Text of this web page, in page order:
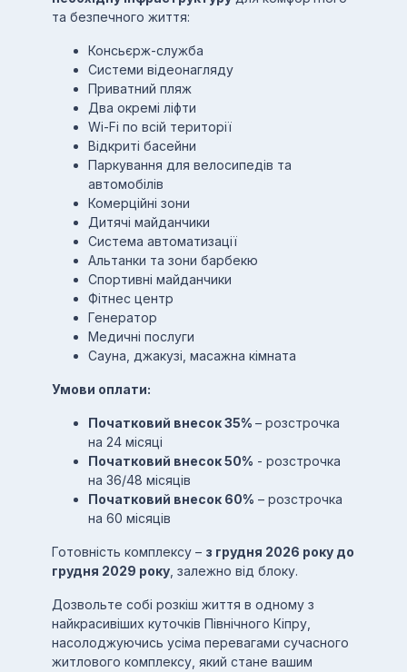
та безпечного життя:
Консьєрж-служба
Системи відеонагляду
Приватний пляж
Два окремі ліфти
Wi-Fi по всій території
Відкриті басейни
Паркування для велосипедів та
автомобілів
Комерційні зони
Дитячі майданчики
Система автоматизації
Альтанки та зони барбекю
Спортивні майданчики
Фітнес центр
Генератор
Медичні послуги
Сауна, джакузі, масажна кімната
Умови оплати:
Початковий внесок 35% – розстрочка
на 24 місяці
Початковий внесок 50% - розстрочка
на 36/48 місяців
Початковий внесок 60% – розстрочка
на 60 місяців
Готовність комплексу – з грудня 2026 року до
грудня 2029 року, залежно від блоку.
Дозвольте собі розкіш життя в одному з
найкрасивіших куточків Північного Кіпру,
насолоджуючись усіма перевагами сучасного
житлового комплексу, який стане вашим